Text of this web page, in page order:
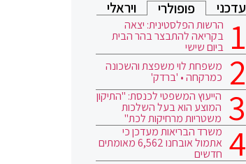
עדכני פופולרי ויראלי
הרשות הפלסטינית: יצאה
בקריאה להתבצר בהר הבית
ביום שישי
משפחת לוי משפצת והשכונה
כמרקחה • 'ברדק'
הייעוץ המשפטי לכנסת: "התיקון
המוצע הוא בעל השלכות
משטריות מרחיקות לכת"
משרד הבריאות מעדכן כי
אתמול אובחנו 6,562 מאומתים
חדשים